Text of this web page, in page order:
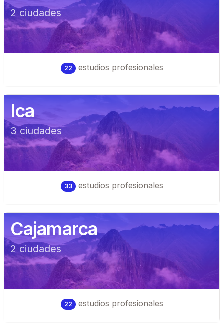
2 ciudades
22 estudios profesionales
Ica
3 ciudades
33 estudios profesionales
Cajamarca
2 ciudades
22 estudios profesionales